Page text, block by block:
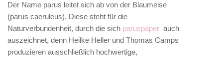
Der Name parus leitet sich ab von der Blaumeise
(parus caeruleus). Diese steht für die
Naturverbundenheit, durch die sich paruspaper auch
auszeichnet, denn Heilke Heller und Thomas Camps
produzieren ausschließlich hochwertige,